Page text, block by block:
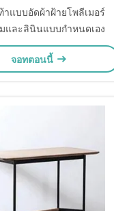
าแบบอัดผ้าฝ้ายโพลีเมอร์
และลินินแบบกำหนดเอง
จอทตอนนี้